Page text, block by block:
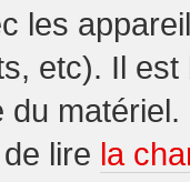
les
etc). Il
du
lire la